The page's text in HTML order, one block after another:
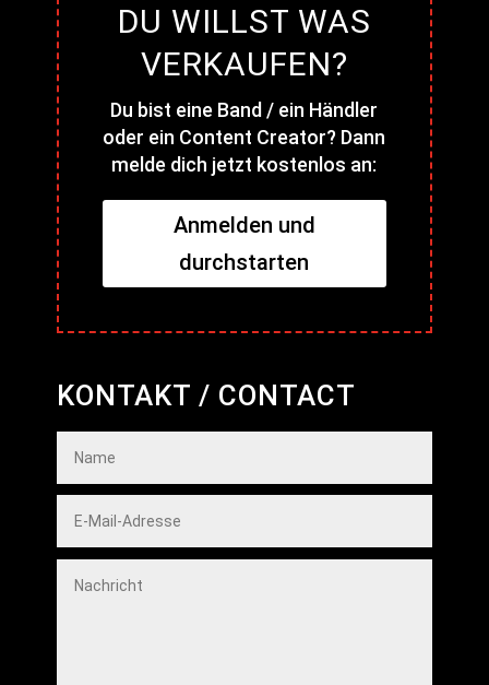
DU WILLST WAS
VERKAUFEN?
Du bist eine Band / ein Händler
oder ein Content Creator? Dann
melde dich jetzt kostenlos an:
Anmelden und
durchstarten
KONTAKT / CONTACT